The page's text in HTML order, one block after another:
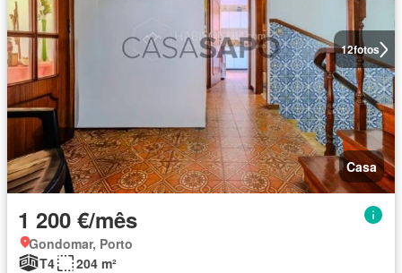
12fotos
Casa
1 200 €/mês
Gondomar, Porto
T4
204 m²